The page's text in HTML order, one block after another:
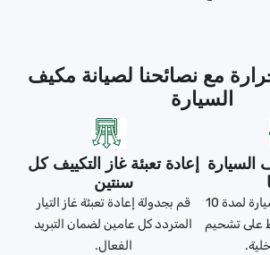
مع نصائحنا لصيانة مكيف
السيارة
السيارة
قم بتشغيل مكيف السيارة لمدة 10
على تشحيم
إعادة تعبئة غاز التكييف كل
سنتين
قم بجدولة إعادة تعبئة غاز التيار
المتردد كل عامين لضمان التبريد
الفعال.